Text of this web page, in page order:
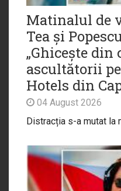
Matinalul de
Tea și
„Ghicește din
ascultătorii
Hotels din
04 August 2026
Distracția s-a mutat la